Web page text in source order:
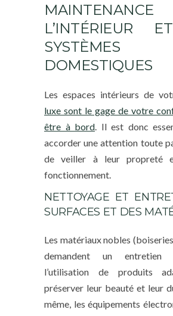
L’INTÉRIEUR
SYSTÈMES
DOMESTIQUES
Les espaces intérieurs de
luxe sont le gage de votre
être à bord. Il est donc
accorder une attention toute
de veiller à leur propreté
fonctionnement.
NETTOYAGE ET
SURFACES ET DES
Les matériaux nobles
demandent un
l’utilisation de produits
préserver leur beauté et leur
même, les équipements